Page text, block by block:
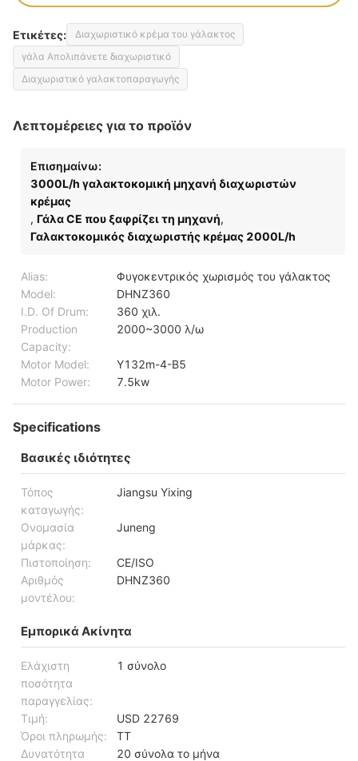
Ετικέτες:
Διαχωριστικό κρέμα του γάλακτος
γάλα Απολιπάνετε διαχωριστικό
Διαχωριστικό γαλακτοπαραγωγής
Λεπτομέρειες για το προϊόν
Επισημαίνω:
3000L/h γαλακτοκομική μηχανή διαχωριστών
κρέμας
, Γάλα CE που ξαφρίζει τη μηχανή,
Γαλακτοκομικός διαχωριστής κρέμας 2000L/h
Alias:
Φυγοκεντρικός χωρισμός του γάλακτος
Model:
DHNZ360
I.D. Of Drum:
360 χιλ.
Production
Capacity:
2000~3000 λ/ω
Motor Model:
Y132m-4-B5
Motor Power:
7.5kw
Specifications
Βασικές ιδιότητες
Τόπος
καταγωγής:
Jiangsu Yixing
Ονομασία
μάρκας:
Juneng
Πιστοποίηση:
CE/ISO
Αριθμός
μοντέλου:
DHNZ360
Εμπορικά Ακίνητα
Ελάχιστη
ποσότητα
παραγγελίας:
1 σύνολο
Τιμή:
USD 22769
Όροι πληρωμής:
TT
Δυνατότητα
20 σύνολα το μήνα